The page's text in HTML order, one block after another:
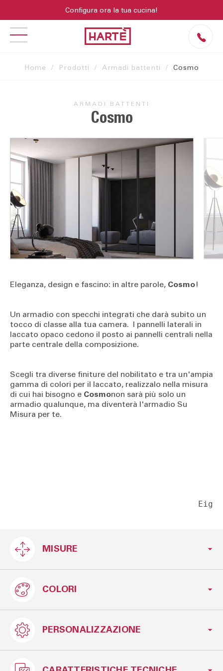
Configura ora la tua cucina!
Home Prodotti Armadi battenti Cosmo
ARMADI BATTENTI
Cosmo
Eleganza, design e fascino: in altre parole, Cosmo!
Un armadio con specchi integrati che darà subito un
tocco di classe alla tua camera. I pannelli laterali in
laccato opaco cedono il posto ai pannelli centrali nella
parte centrale della composizione.
Scegli tra diverse finiture del nobilitato e tra un'ampia
gamma di colori per il laccato, realizzalo nella misura
di cui hai bisogno e Cosmonon sarà più solo un
armadio qualunque, ma diventerà l'armadio Su
Misura per te.
Eig
MISURE
L.368.5xP.61xH.262
COLORI
Bianco
PERSONALIZZAZIONE